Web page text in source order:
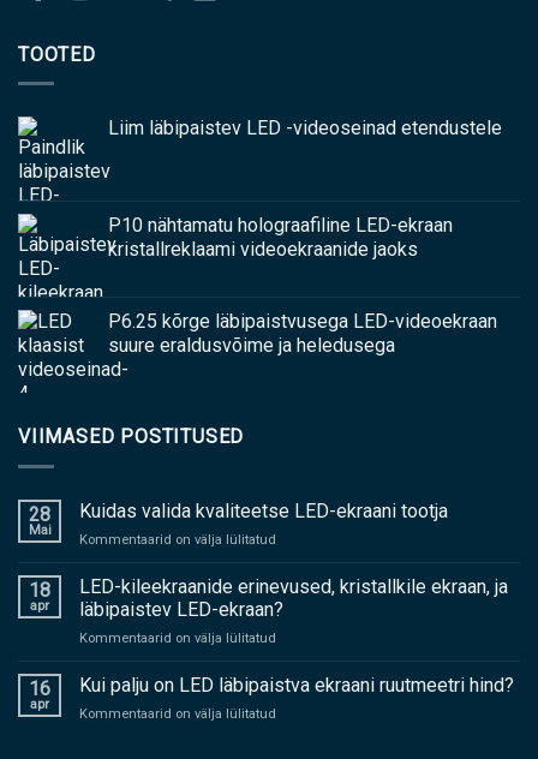
TOOTED
Liim läbipaistev LED -videoseinad etendustele
P10 nähtamatu holograafiline LED-ekraan
kristallreklaami videoekraanide jaoks
P6.25 kõrge läbipaistvusega LED-videoekraan
suure eraldusvõime ja heledusega
VIIMASED POSTITUSED
28
Mai
Kuidas valida kvaliteetse LED-ekraani tootja
Kommentaarid on välja lülitatud
valida
kvaliteetse
LED-
18
apr
LED-kileekraanide erinevused, kristallkile ekraan, ja
läbipaistev LED-ekraan?
Kommentaarid on välja lülitatud
kileekraanide
16
apr
Kui palju on LED läbipaistva ekraani ruutmeetri hind?
Kommentaarid on välja lülitatud